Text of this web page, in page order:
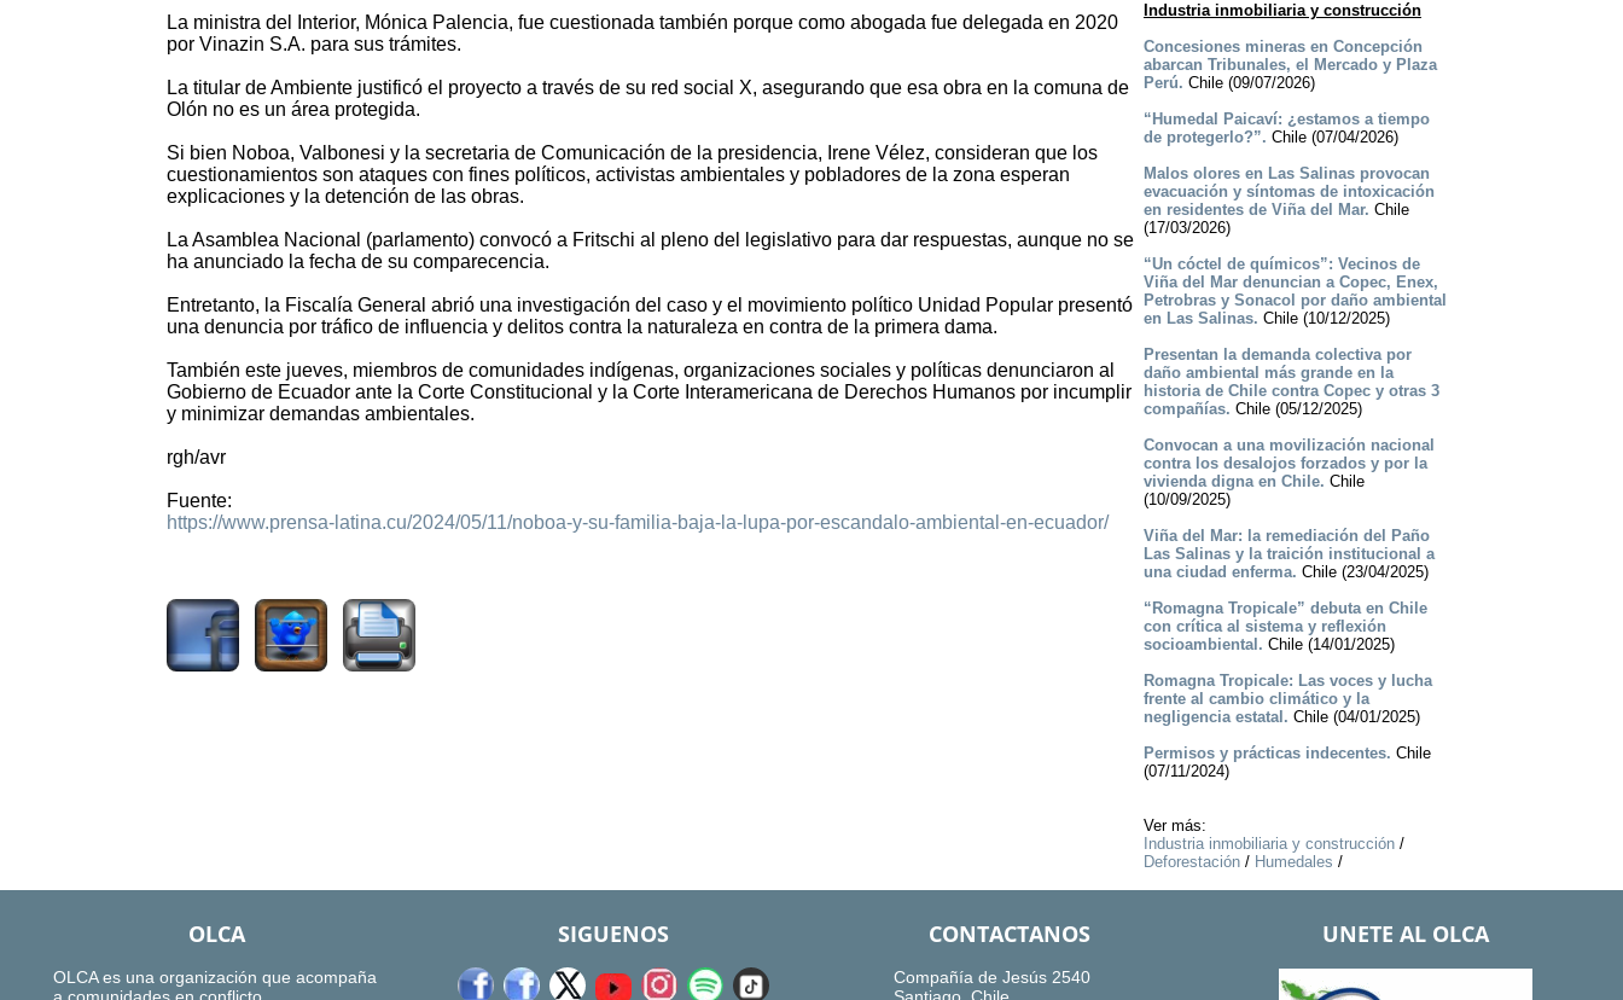
La ministra del Interior, Mónica Palencia, fue cuestionada también porque como abogada fue delegada en 2020
por Vinazin S.A. para sus trámites.
La titular de Ambiente justificó el proyecto a través de su red social X, asegurando que esa obra en la comuna de
Olón no es un área protegida.
Si bien Noboa, Valbonesi y la secretaria de Comunicación de la presidencia, Irene Vélez, consideran que los
cuestionamientos son ataques con fines políticos, activistas ambientales y pobladores de la zona esperan
explicaciones y la detención de las obras.
La Asamblea Nacional (parlamento) convocó a Fritschi al pleno del legislativo para dar respuestas, aunque no se
ha anunciado la fecha de su comparecencia.
Entretanto, la Fiscalía General abrió una investigación del caso y el movimiento político Unidad Popular presentó
una denuncia por tráfico de influencia y delitos contra la naturaleza en contra de la primera dama.
También este jueves, miembros de comunidades indígenas, organizaciones sociales y políticas denunciaron al
Gobierno de Ecuador ante la Corte Constitucional y la Corte Interamericana de Derechos Humanos por incumplir
y minimizar demandas ambientales.
rgh/avr
Fuente:
https://www.prensa-latina.cu/2024/05/11/noboa-y-su-familia-baja-la-lupa-por-escandalo-ambiental-en-ecuador/
Industria inmobiliaria y construcción
Concesiones mineras en Concepción
abarcan Tribunales, el Mercado y Plaza
Perú. Chile (09/07/2026)
“Humedal Paicaví: ¿estamos a tiempo
de protegerlo?”. Chile (07/04/2026)
Malos olores en Las Salinas provocan
evacuación y síntomas de intoxicación
en residentes de Viña del Mar. Chile
(17/03/2026)
“Un cóctel de químicos”: Vecinos de
Viña del Mar denuncian a Copec, Enex,
Petrobras y Sonacol por daño ambiental
en Las Salinas. Chile (10/12/2025)
Presentan la demanda colectiva por
daño ambiental más grande en la
historia de Chile contra Copec y otras 3
compañías. Chile (05/12/2025)
Convocan a una movilización nacional
contra los desalojos forzados y por la
vivienda digna en Chile. Chile
(10/09/2025)
Viña del Mar: la remediación del Paño
Las Salinas y la traición institucional a
una ciudad enferma. Chile (23/04/2025)
“Romagna Tropicale” debuta en Chile
con crítica al sistema y reflexión
socioambiental. Chile (14/01/2025)
Romagna Tropicale: Las voces y lucha
frente al cambio climático y la
negligencia estatal. Chile (04/01/2025)
Permisos y prácticas indecentes. Chile
(07/11/2024)
Ver más:
Industria inmobiliaria y construcción/
Deforestación/ Humedales /
OLCA
OLCA es una organización que acompaña
SIGUENOS CONTACTANOS
Compañía de Jesús 2540
UNETE AL OLCA